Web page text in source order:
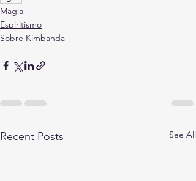
Magia
Espiritismo
Sobre Kimbanda
Recent Posts See All